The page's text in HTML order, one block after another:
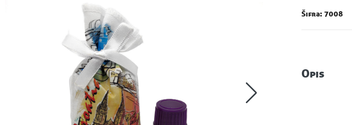
Šifra: 7008
Opis